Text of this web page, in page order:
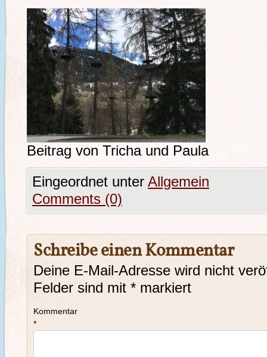
Beitrag von Tricha und Paula
Eingeordnet unter Allgemein
Comments (0)
Schreibe einen Kommentar
Deine E-Mail-Adresse wird nicht
Felder sind mit * markiert
Kommentar
*